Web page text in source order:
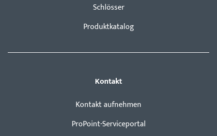
Schlösser
Produktkatalog
Kontakt
Kontakt aufnehmen
ProPoint-Serviceportal